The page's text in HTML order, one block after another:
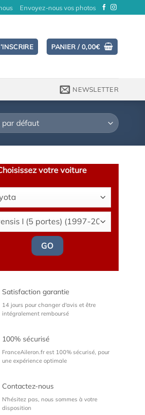
Envoyez-nous vos photos
PANIER /0,00€
NEWSLETTER
votre voiture
GO
Satisfaction garantie
14 jours pour changer d'avis et être
intégralement remboursé
100% sécurisé
FranceAileron.fr est 100% sécurisé, pour
une expérience optimale
Contactez-nous
N'hésitez pas, nous sommes à votre
disposition